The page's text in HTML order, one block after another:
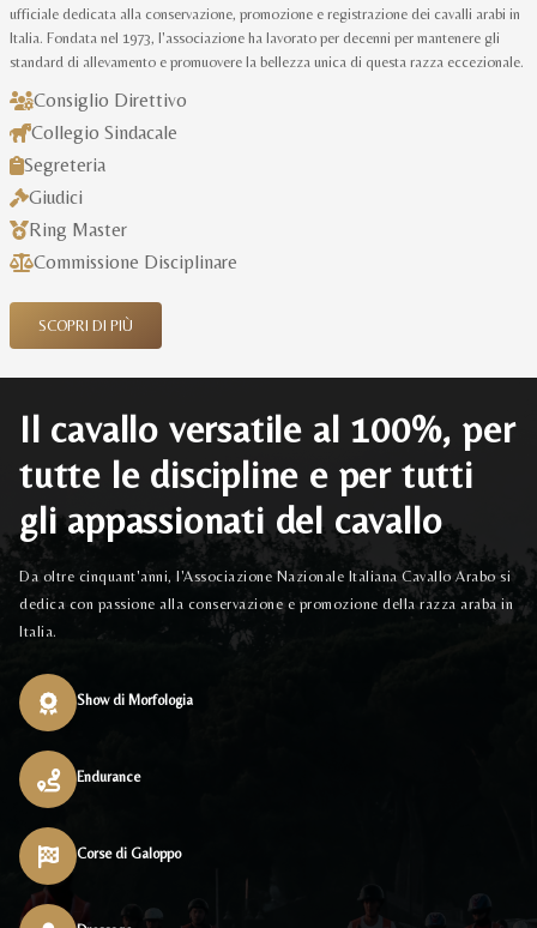
ufficiale dedicata alla conservazione, promozione e registrazione dei cavalli arabi in
Italia. Fondata nel 1973, l'associazione ha lavorato per decenni per mantenere gli
standard di allevamento e promuovere la bellezza unica di questa razza eccezionale.
Consiglio Direttivo
Collegio Sindacale
Segreteria
Giudici
Ring Master
Commissione Disciplinare
SCOPRI DI PIÙ
Il cavallo versatile al 100%, per
tutte le discipline e per tutti
gli appassionati del cavallo
Da oltre cinquant'anni, l'Associazione Nazionale Italiana Cavallo Arabo si
dedica con passione alla conservazione e promozione della razza araba in
Italia.
Show di Morfologia
Endurance
Corse di Galoppo